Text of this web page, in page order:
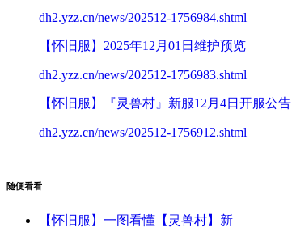
dh2.yzz.cn/news/202512-1756984.shtml
【怀旧服】2025年12月01日维护预览
dh2.yzz.cn/news/202512-1756983.shtml
【怀旧服】『灵兽村』新服12月4日开服公告
dh2.yzz.cn/news/202512-1756912.shtml
随便看看
【怀旧服】一图看懂【灵兽村】新